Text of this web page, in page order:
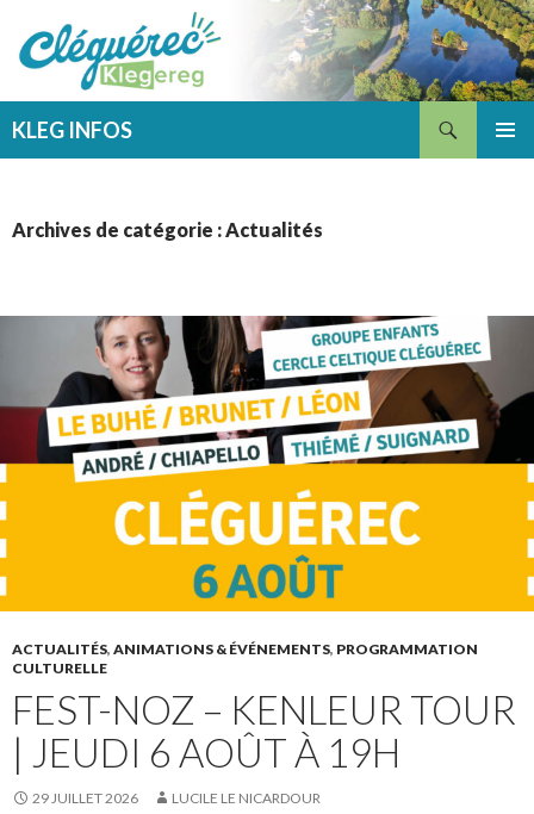
KLEG INFOS
Archives de catégorie : Actualités
ACTUALITÉS, ANIMATIONS & ÉVÉNEMENTS, PROGRAMMATION
CULTURELLE
FEST-NOZ – KENLEUR TOUR
| JEUDI 6 AOÛT À 19H
29 JUILLET 2026 LUCILE LE NICARDOUR